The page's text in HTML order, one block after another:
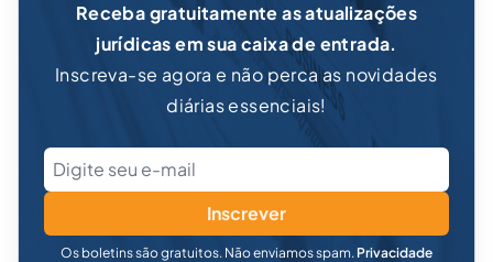
Receba gratuitamente as atualizações
jurídicas em sua caixa de entrada.
Inscreva-se agora e não perca as novidades
diárias essenciais!
Inscrever
Os boletins são gratuitos. Não enviamos spam. Privacidade